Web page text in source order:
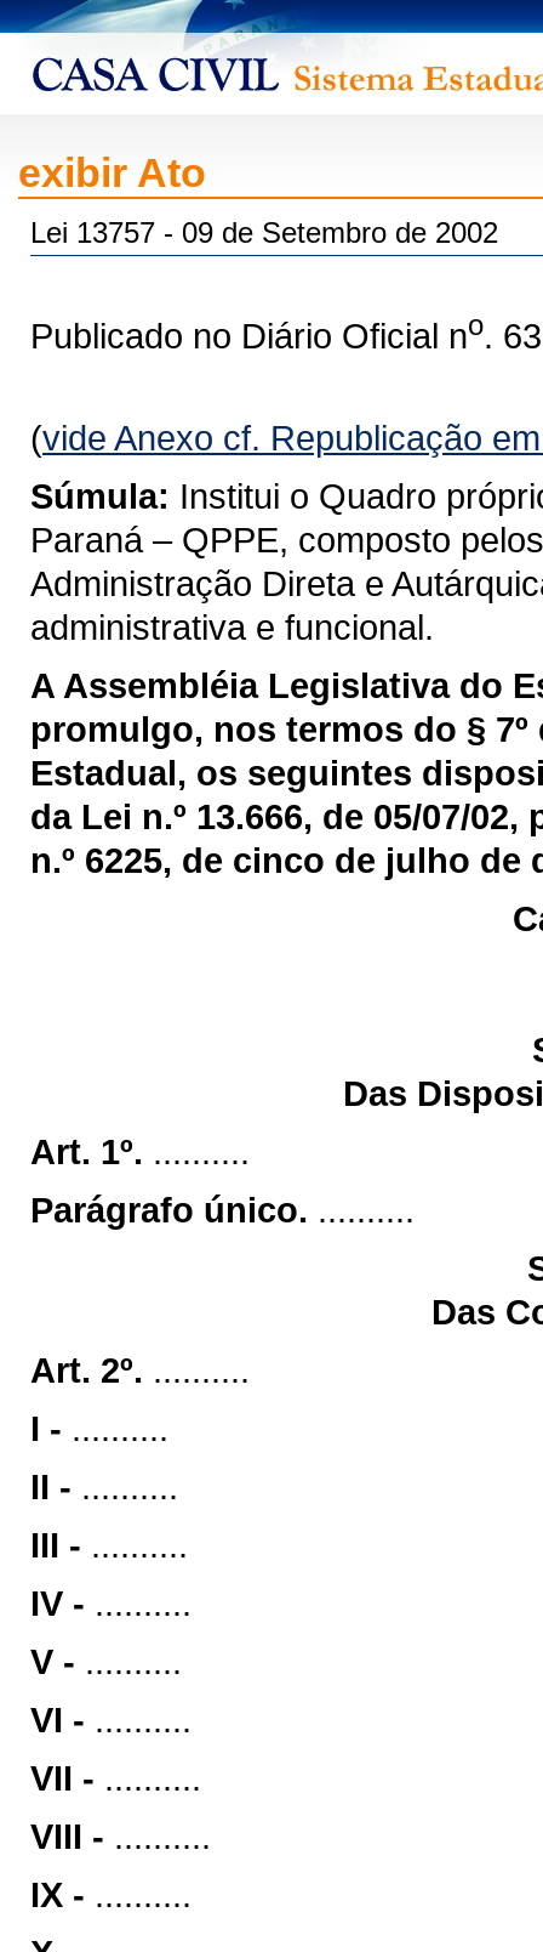
exibir Ato
Lei 13757 - 09 de Setembro de 2002
Publicado no Diário Oficial no.
(vide Anexo cf. Republicação
Súmula: Institui o Quadro
Paraná – QPPE, composto
Administração Direta e
administrativa e funcional.
A Assembléia Legislativa do
promulgo, nos termos do §
Estadual, os seguintes
da Lei n.º 13.666, de 05/07/
n.º 6225, de cinco de julho de
Das
Art. 1º. ..........
Parágrafo único. ..........
Das
Art. 2º. ..........
I - ..........
II - ..........
III - ..........
IV - ..........
V - ..........
VI - ..........
VII - ..........
VIII - ..........
IX - ..........